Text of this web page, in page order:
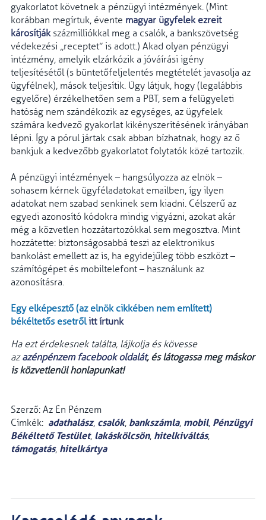
gyakorlatot követnek a pénzügyi intézmények. (Mint
korábban megírtuk, évente magyar ügyfelek ezreit
károsítjákszázmilliókkal meg a csalók, a bankszövetség
védekezési „receptet” is adott.) Akad olyan pénzügyi
intézmény, amelyik elzárkózik a jóváírási igény
teljesítésétől (s büntetőfeljelentés megtételét javasolja az
ügyfélnek), mások teljesítik. Úgy látjuk, hogy (legalábbis
egyelőre) érzékelhetően sem a PBT, sem a felügyeleti
hatóság nem szándékozik az egységes, az ügyfelek
számára kedvező gyakorlat kikényszerítésének irányában
lépni. Így a pórul jártak csak abban bízhatnak, hogy az ő
bankjuk a kedvezőbb gyakorlatot folytatók közé tartozik.
A pénzügyi intézmények – hangsúlyozza az elnök –
sohasem kérnek ügyféladatokat emailben, így ilyen
adatokat nem szabad senkinek sem kiadni. Célszerű az
egyedi azonosító kódokra mindig vigyázni, azokat akár
még a közvetlen hozzátartozókkal sem megosztva. Mint
hozzátette: biztonságosabbá teszi az elektronikus
bankolást emellett az is, ha egyidejűleg több eszközt –
számítógépet és mobiltelefont – használunk az
azonosításra.
Egy elképesztő (az elnök cikkében nem említett)
békéltetős esetrőlitt írtunk
Ha ezt érdekesnek találta, lájkolja és kövesse
azazénpénzem facebook oldalát, és látogassa meg máskor
is közvetlenül honlapunkat!
Szerző: Az Én Pénzem
Címkék: adathalász, csalók, bankszámla, mobil, Pénzügyi
Békéltető Testület, lakáskölcsön, hitelkiváltás,
támogatás, hitelkártya